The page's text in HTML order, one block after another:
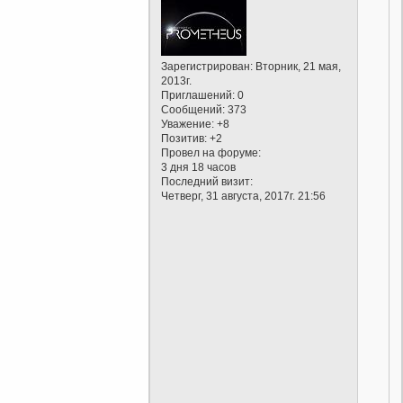
Зарегистрирован: Вторник, 21 мая,
2013г.
Приглашений: 0
Сообщений: 373
Уважение: +8
Позитив: +2
Провел на форуме:
3 дня 18 часов
Последний визит:
Четверг, 31 августа, 2017г. 21:56